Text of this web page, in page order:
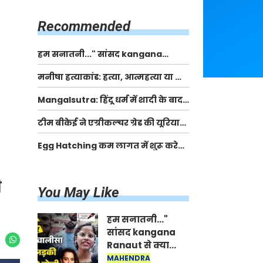
Recommended
हम सनातनी..." सांसद kangana
Ranaut से क्या बोली लड़की? Viral
Jantar-Mantar | CJP protest
मनीषा हत्याकांड: हत्या, आत्महत्या या कोई बड़ा राज?
| Full Story | Josh Haryana
Mangalsutra: हिंदू धर्म में शादी के बाद
मंगलसूत्र क्यों पहनती है महिलाएं, किसने
शुरु की ये परंपरा
टीम बीकेई ने एग्रीकल्चर ग्रेड की यूरिया
खाद गट्टों में बदलकर टेक्निकल ग्रेड में
बेचने वालों पर करवाई कार्रवाई:
Egg Hatching कम लागत में शुरू करे
You May Like
हम सनातनी..."
सांसद kangana
Ranaut से क्या
बोली लड़की? Viral
MAHENDRA